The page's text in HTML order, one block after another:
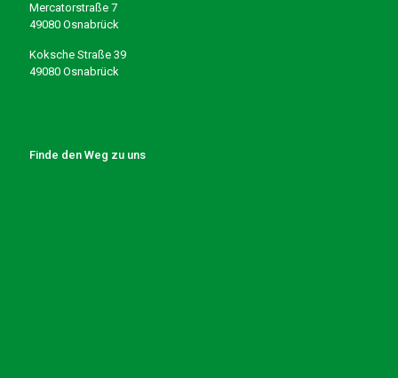
Mercatorstraße 7
49080 Osnabrück
Koksche Straße 39
49080 Osnabrück
Finde den Weg zu uns